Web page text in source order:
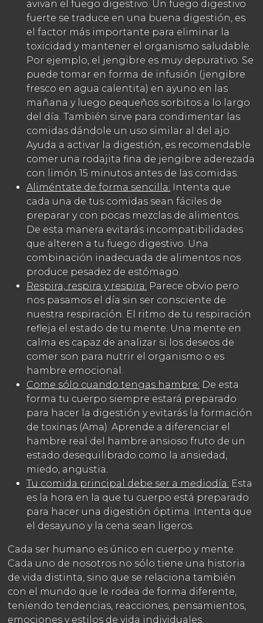
avivan el fuego digestivo. Un fuego digestivo
fuerte se traduce en una buena digestión, es
el factor más importante para eliminar la
toxicidad y mantener el organismo saludable.
Por ejemplo, el jengibre es muy depurativo. Se
puede tomar en forma de infusión (jengibre
fresco en agua calentita) en ayuno en las
mañana y luego pequeños sorbitos a lo largo
del día. También sirve para condimentar las
comidas dándole un uso similar al del ajo.
Ayuda a activar la digestión, es recomendable
comer una rodajita fina de jengibre aderezada
con limón 15 minutos antes de las comidas.
Aliméntate de forma sencilla:
Intenta que
cada una de tus comidas sean fáciles de
preparar y con pocas mezclas de alimentos.
De esta manera evitarás incompatibilidades
que alteren a tu fuego digestivo. Una
combinación inadecuada de alimentos nos
produce pesadez de estómago.
Respira, respira y respira: Parece obvio pero
nos pasamos el día sin ser consciente de
nuestra respiración. El ritmo de tu respiración
refleja el estado de tu mente. Una mente en
calma es capaz de analizar si los deseos de
comer son para nutrir el organismo o es
hambre emocional.
Come sólo cuando tengas hambre: De esta
forma tu cuerpo siempre estará preparado
para hacer la digestión y evitarás la formación
de toxinas (Ama). Aprende a diferenciar el
hambre real del hambre ansioso fruto de un
estado desequilibrado como la ansiedad,
miedo, angustia.
Tu comida principal debe ser a mediodía: Esta
es la hora en la que tu cuerpo está preparado
para hacer una digestión óptima.
Intenta que
el desayuno y la cena sean ligeros.
Cada ser humano es único en cuerpo y mente.
Cada uno de nosotros no sólo tiene una historia
de vida distinta, sino que se relaciona también
con el mundo que le rodea de forma diferente,
teniendo tendencias, reacciones, pensamientos,
emociones y estilos de vida individuales.